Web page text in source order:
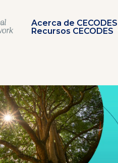
Acerca de CECODES
Recursos CECODES